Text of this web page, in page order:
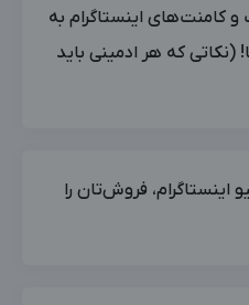
کامنت‌های اینستاگرام به
که هر ادمینی باید
اینستاگرام، فروش‌تان را